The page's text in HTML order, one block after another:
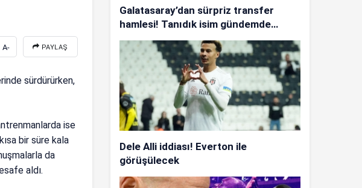
A- PAYLAŞ
sürdürürken,
ise
bir süre kala
da
aldı.
Galatasaray’dan sürpriz transfer
hamlesi! Tanıdık isim gündemde…
Dele Alli iddiası! Everton ile
görüşülecek